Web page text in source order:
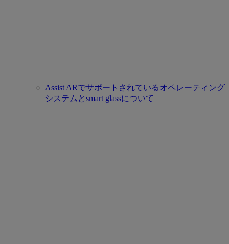
Assist ARでサポートされているオペレーティング
システムとsmart glassについて